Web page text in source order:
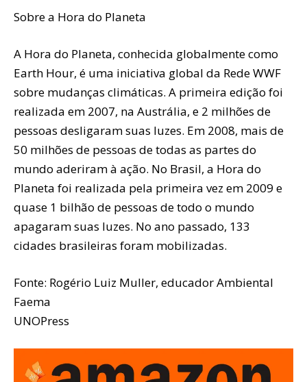
Sobre a Hora do Planeta
A Hora do Planeta, conhecida globalmente como
Earth Hour, é uma iniciativa global da Rede WWF
sobre mudanças climáticas. A primeira edição foi
realizada em 2007, na Austrália, e 2 milhões de
pessoas desligaram suas luzes. Em 2008, mais de
50 milhões de pessoas de todas as partes do
mundo aderiram à ação. No Brasil, a Hora do
Planeta foi realizada pela primeira vez em 2009 e
quase 1 bilhão de pessoas de todo o mundo
apagaram suas luzes. No ano passado, 133
cidades brasileiras foram mobilizadas.
Fonte: Rogério Luiz Muller, educador Ambiental
Faema
UNOPress